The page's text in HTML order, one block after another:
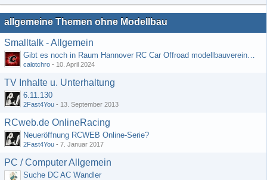
allgemeine Themen ohne Modellbau
Smalltalk - Allgemein
Gibt es noch in Raum Hannover RC Car Offroad modellbauvereine, habe selbst schon gegoogelt aber erfolglos
calotchro - 10. April 2024
TV Inhalte u. Unterhaltung
6.11.130
2Fast4You - 13. September 2013
RCweb.de OnlineRacing
Neueröffnung RCWEB Online-Serie?
2Fast4You - 7. Januar 2017
PC / Computer Allgemein
Suche DC AC Wandler